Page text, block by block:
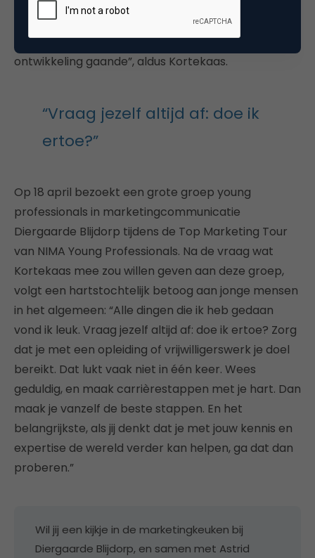
aantal jaar terug werden deze achtergronden nog
vaak weggeknipt. Hierin is dus een positieve
ontwikkeling gaande”, aldus Kortekaas.
“Vraag jezelf altijd af: doe ik
ertoe?”
Op 18 april bezoekt een grote groep young
professionals in marketingcommunicatie
Diergaarde Blijdorp tijdens de Top Marketing Tour
van NIMA Young Professionals. Na de vraag wat
Kortekaas mee zou willen geven aan deze groep,
volgt een hartstochtelijk betoog aan jonge mensen
in het algemeen: “Alle dingen die ik heb gedaan
vond ik leuk. Vraag jezelf altijd af: doe ik ertoe? Zorg
dat je met een opleiding of vrijwilligerswerk je doel
bereikt. Dat lukt vaak niet in één keer. Wees
geduldig, en maak carrièrestappen met je hart. Dan
maak je vanzelf de beste stappen. En het
belangrijkste, als jij denkt dat je met jouw kennis en
expertise de wereld verder kan helpen, ga dat dan
proberen.”
Wil jij een kijkje in de marketingkeuken bij
Diergaarde Blijdorp, en samen met Astrid